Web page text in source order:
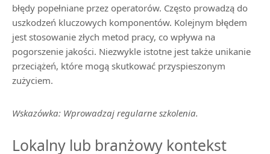
błędy popełniane przez operatorów. Często prowadzą do
uszkodzeń kluczowych komponentów. Kolejnym błędem
jest stosowanie złych metod pracy, co wpływa na
pogorszenie jakości. Niezwykle istotne jest także unikanie
przeciążeń, które mogą skutkować przyspieszonym
zużyciem.
Wskazówka: Wprowadzaj regularne szkolenia.
Lokalny lub branżowy kontekst